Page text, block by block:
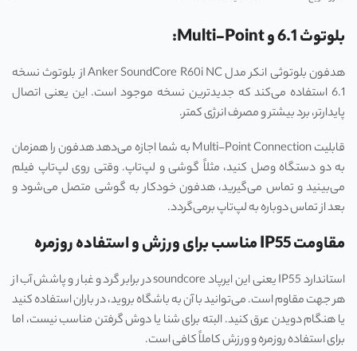
بلوتوث 6.1 و Multi-Point:
هدفون بلوتوثی انکر مدل Anker SoundCore R60i NC از بلوتوث نسخه
6.1 استفاده می‌کند که جدیدترین نسخه موجود است. این یعنی اتصال
پایدارتر، برد بیشتر و مصرف انرژی کمتر.
قابلیت Multi-Point Connection به شما اجازه می‌دهد هدفون را همزمان
به دو دستگاه وصل کنید، مثلاً گوشی و لپ‌تاپ. وقتی روی لپ‌تاپ فیلم
می‌بینید و تماس می‌گیرید، هدفون خودکار به گوشی متصل می‌شود و
بعد از تماس دوباره به لپ‌تاپ برمی‌گردد.
مقاومت IP55 مناسب برای ورزش و استفاده روزمره
استاندارد IP55 یعنی این ایرپاد soundcore در برابر گرد و غبار و پاشش آب از
هر جهت مقاوم است. می‌توانید با آن به باشگاه بروید، در باران استفاده کنید
یا هنگام دویدن عرق کنید. البته برای شنا یا دوش گرفتن مناسب نیست، اما
برای استفاده روزمره و ورزش کاملاً کافی است.